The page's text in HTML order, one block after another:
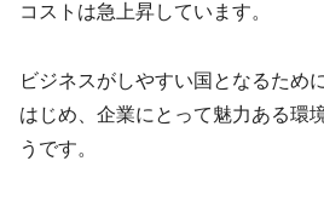
コストは急上昇しています。
ビジネスがしやすい国となるため
はじめ、企業にとって魅力ある環
うです。